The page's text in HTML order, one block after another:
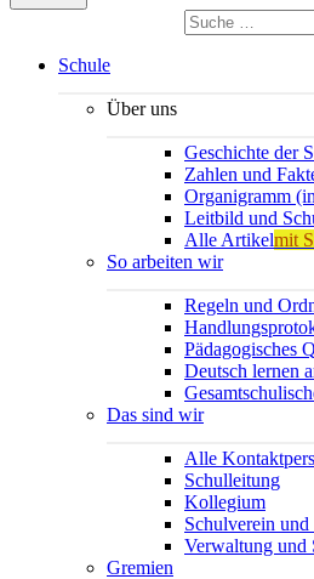
Suchen
nach:
Schule
Über uns
Geschichte der
Zahlen und
Organigramm
Leitbild und
Alle Artikelmit
So arbeiten wir
Regeln und
Pädagogisches
Deutsch lernen
Das sind wir
Alle
Schulleitung
Kollegium
Schulverein
Verwaltung und
Gremien